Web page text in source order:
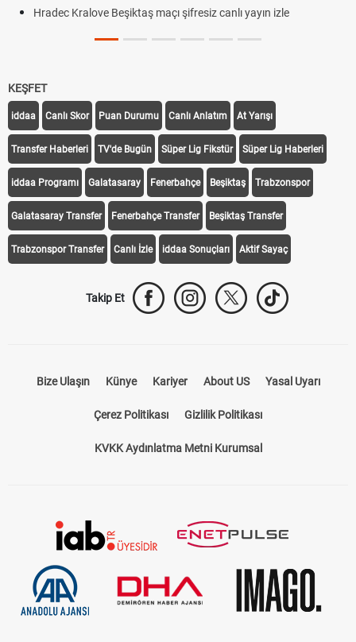
Kralove Beşiktaş maçı şifresiz canlı yayın izle
KEŞFET
iddaa Canlı Skor Puan Durumu Canlı Anlatım At Yarışı
Transfer Haberleri TV'de Bugün Süper Lig Fikstür Süper Lig Haberleri
iddaa Programı Galatasaray Fenerbahçe Beşiktaş Trabzonspor
Galatasaray Transfer Fenerbahçe Transfer Beşiktaş Transfer
Canlı İzle iddaa Sonuçları Aktif Sayaç
Künye Kariyer About US
Çerez Politikası Gizlilik Politikası